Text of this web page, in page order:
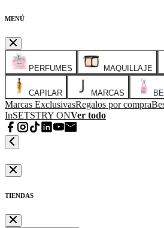
MENÚ
PERFUMES MAQUILLAJE
CAPILAR MARCAS
Marcas ExclusivasRegalos por compra
InSETSTRY ONVer todo
TIENDAS